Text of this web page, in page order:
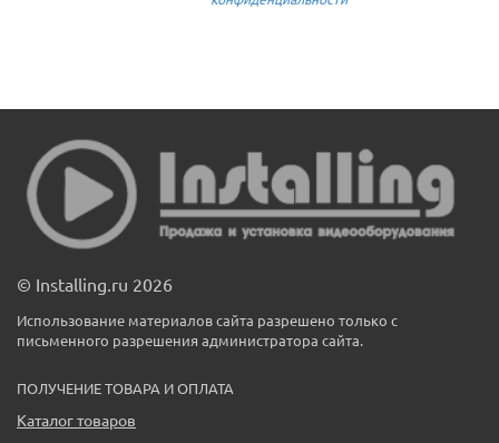
© Installing.ru 2026
Использование материалов сайта разрешено только с
письменного разрешения администратора сайта.
ПОЛУЧЕНИЕ ТОВАРА И ОПЛАТА
Каталог товаров